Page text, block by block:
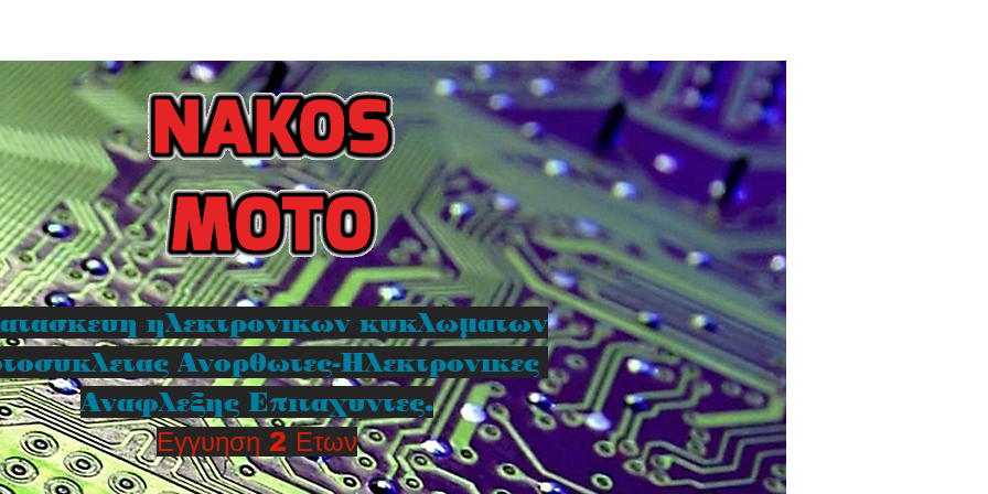
ηλεκτρονικων κυκλωματων
Ανορθωτες-Ηλεκτρονικες
Αναφλεξης Επιταχυντες.
Εγγυηση 2 Ετων